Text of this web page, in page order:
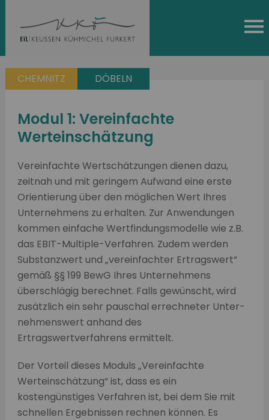
CHEMNITZ DÖBELN
Modul 1: Vereinfachte
Werteinschätzung
Vereinfachte Wertschätzungen dienen dazu,
zeitnah und mit geringem Aufwand eine erste
Orientierung über den möglichen Wert Ihres
Unternehmens zu erhalten. Zur Anwendungen
kommen einfache Wertfindungsmodelle wie z.B.
das EBIT-Multiple-Verfahren. Zudem werden
Substanzwert und „vereinfachter Ertragswert“
gemäß §§ 199 BewG Ihres Unternehmens
überschlägig berechnet. Falls gewünscht, wird
zusätzlich ein sehr pauschal errechneter Unter­
nehmenswert anhand des
Ertragswertverfahrens ermittelt.
Der Vorteil dieses Moduls „Vereinfachte
Werteinschätzung“ ist, dass es ein
kostengünstiges Verfahren ist, bei dem Sie mit
schnellen Ergebnissen rechnen können. Es